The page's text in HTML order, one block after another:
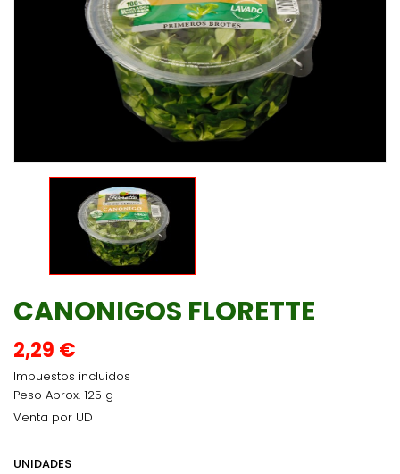
CANONIGOS FLORETTE
2,29 €
Impuestos incluidos
Peso Aprox. 125 g
Venta por UD
UNIDADES